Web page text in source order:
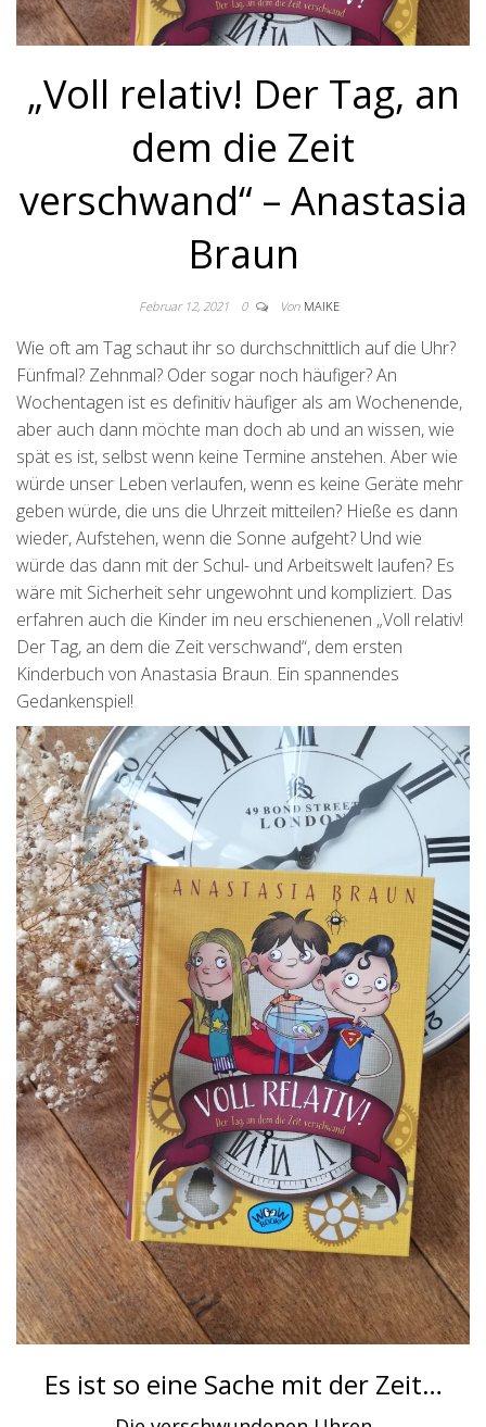
„Voll relativ! Der Tag, an
dem die Zeit
verschwand“ – Anastasia
Braun
Februar 12, 2021 0 Von MAIKE
Wie oft am Tag schaut ihr so durchschnittlich auf die Uhr?
Fünfmal? Zehnmal? Oder sogar noch häufiger? An
Wochentagen ist es definitiv häufiger als am Wochenende,
aber auch dann möchte man doch ab und an wissen, wie
spät es ist, selbst wenn keine Termine anstehen. Aber wie
würde unser Leben verlaufen, wenn es keine Geräte mehr
geben würde, die uns die Uhrzeit mitteilen? Hieße es dann
wieder, Aufstehen, wenn die Sonne aufgeht? Und wie
würde das dann mit der Schul- und Arbeitswelt laufen? Es
wäre mit Sicherheit sehr ungewohnt und kompliziert. Das
erfahren auch die Kinder im neu erschienenen „Voll relativ!
Der Tag, an dem die Zeit verschwand“, dem ersten
Kinderbuch von Anastasia Braun. Ein spannendes
Gedankenspiel!
Es ist so eine Sache mit der Zeit…